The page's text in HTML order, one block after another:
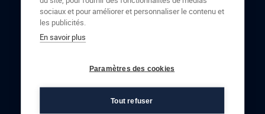
RESTONS EN CONTACT
sociaux et pour améliorer et personnaliser le contenu et
les publicités.
En savoir plus
Paramètres des cookies
Tout refuser